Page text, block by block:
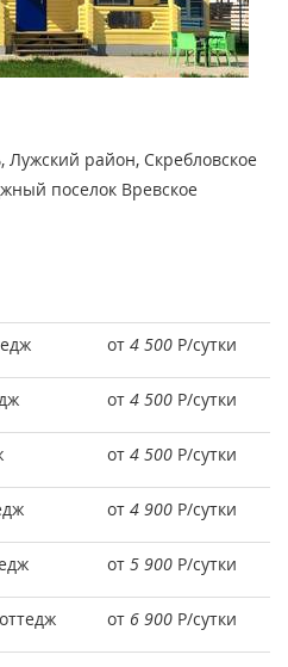
Лужский район, Скребловское
поселок Вревское
от 4 500 Р/сутки
от 4 500 Р/сутки
от 4 500 Р/сутки
от 4 900 Р/сутки
от 5 900 Р/сутки
от 6 900 Р/сутки